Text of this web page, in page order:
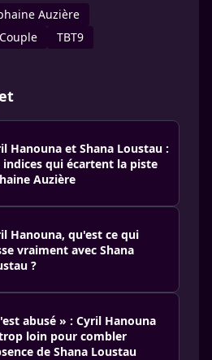
Auzière
Couple
TBT9
Hanouna et Shana Loustau :
indices qui écartent la piste
Auzière
Hanouna, qu'est ce qui
vraiment avec Shana
?
abusé » : Cyril Hanouna
loin pour combler
de Shana Loustau